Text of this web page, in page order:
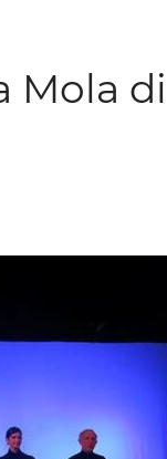
Mola